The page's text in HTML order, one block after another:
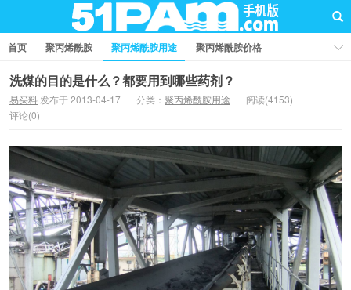
首页 聚丙烯酰胺 聚丙烯酰胺用途
聚丙烯酰胺价格
聚丙烯酰胺厂家
聚丙烯酰胺知识
聚丙烯酰胺国家标准
业界资讯
问答社区
洗煤的目的是什么？都要用到哪些药剂？
易买料 发布于 2013-04-17 分类： 聚丙烯酰胺用途
阅读(4153)
评论(0)